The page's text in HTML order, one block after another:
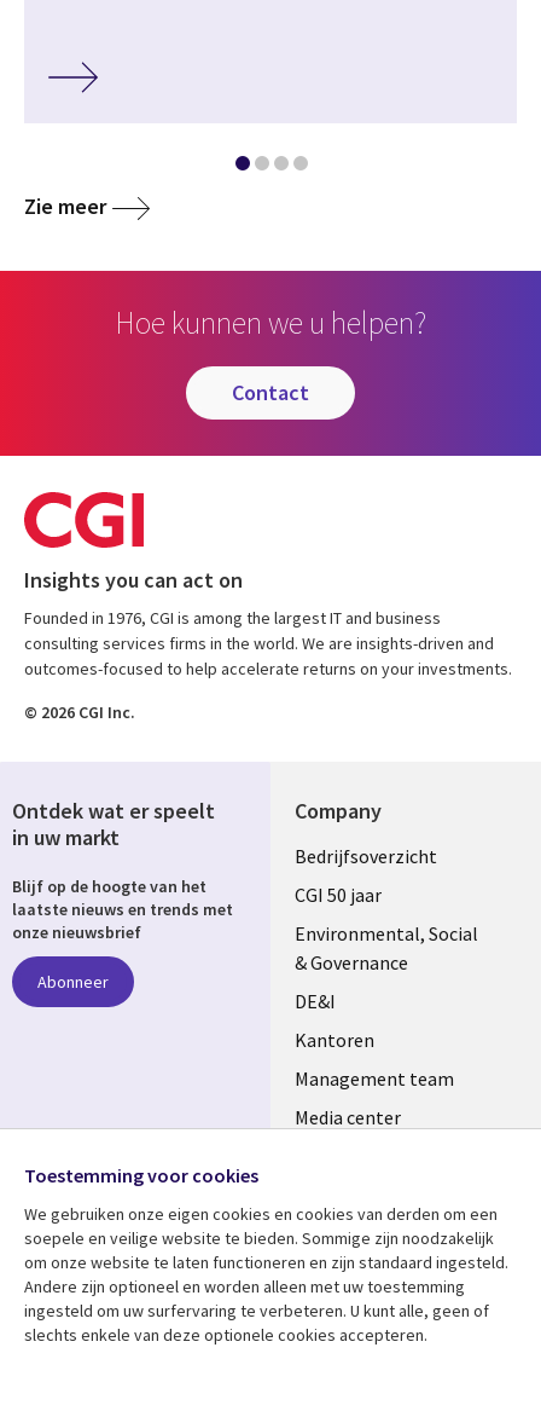
Zie meer
Hoe kunnen we u helpen?
contact
Insights you can act on
Founded in 1976, CGI is among the largest IT and business
consulting services firms in the world. We are insights-driven and
outcomes-focused to help accelerate returns on your investments.
© 2026 CGI Inc.
Company
Useful
links
NETHERLANDS
Bedrijfsoverzicht
CGI 50 jaar
Environmental, Social
& Governance
DE&I
Kantoren
Management team
Media center
Bekijk meer
Library
Artikelen
Support
Legal
Disclaimer
Ontdek wat er speelt
in uw markt
Blijf op de hoogte van het
laatste nieuws en trends met
onze nieuwsbrief
Abonneer
Media
NETHERLANDS
Toestemming voor cookies
We gebruiken onze eigen cookies en cookies van derden om een ​​
soepele en veilige website te bieden. Sommige zijn noodzakelijk
om onze website te laten functioneren en zijn standaard ingesteld.
Andere zijn optioneel en worden alleen met uw toestemming
ingesteld om uw surfervaring te verbeteren. U kunt alle, geen of
slechts enkele van deze optionele cookies accepteren.